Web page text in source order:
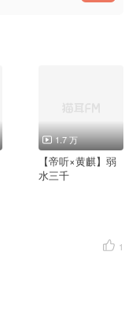
1.7 万
【帝听×黄麒】弱
水三千
1